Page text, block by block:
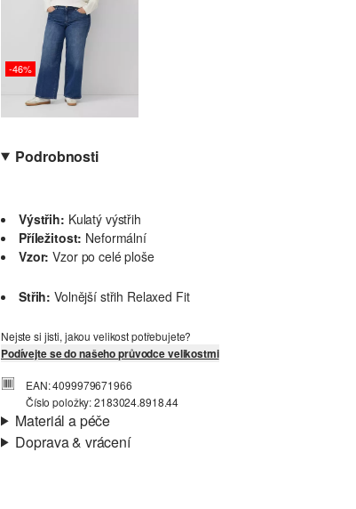
-46%
Podrobnosti
Výstřih: Kulatý výstřih
Příležitost: Neformální
Vzor: Vzor po celé ploše
Střih: Volnější střih Relaxed Fit
Nejste si jisti, jakou velikost potřebujete?
Podívejte se do našeho průvodce velikostmi
EAN: 4099979671966
Číslo položky: 2183024.8918.44
Materiál a péče
Doprava & vrácení